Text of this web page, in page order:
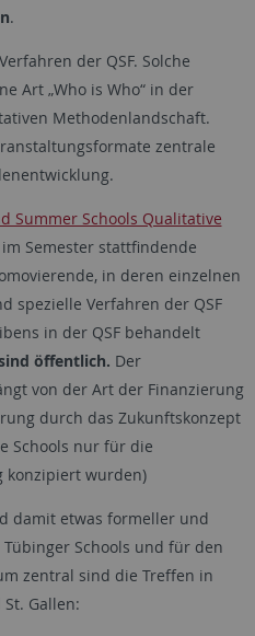
.
der QSF. Solche
Art „Who is Who“ in der
Methodenlandschaft.
zentrale
Summer Schools Qualitative
Semester stattfindende
in deren einzelnen
spezielle Verfahren der QSF
in der QSF behandelt
öffentlich. Der
von der Art der Finanzierung
durch das Zukunftskonzept
Schools nur für die
konzipiert wurden)
damit etwas formeller und
Schools und für den
zentral sind die Treffen in
Gallen: